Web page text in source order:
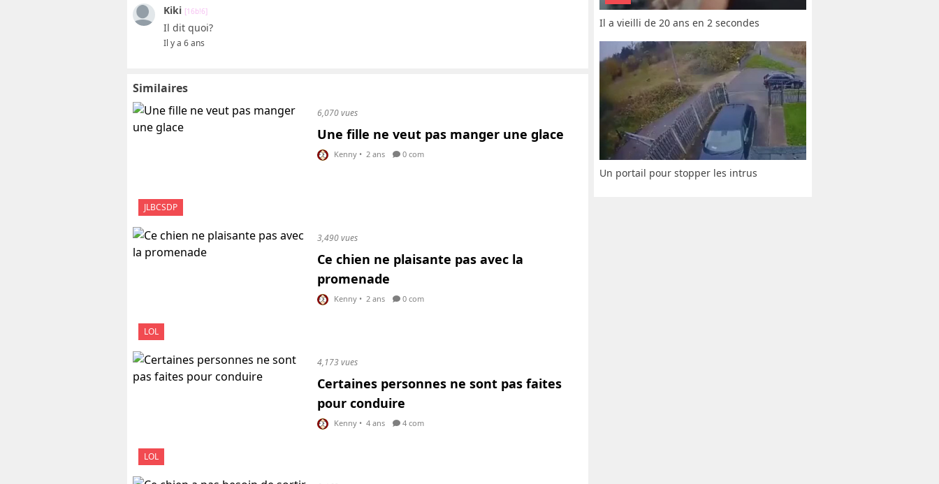
Kiki [16b!6]
Il dit quoi?
Il y a 6 ans
Similaires
JLBCSDP
6,070 vues
Une fille ne veut pas manger une glace
Kenny • 2 ans 0 com
LOL
3,490 vues
Ce chien ne plaisante pas avec la
promenade
Kenny • 2 ans 0 com
LOL
4,173 vues
Certaines personnes ne sont pas faites
pour conduire
Kenny • 4 ans 4 com
Il a vieilli de 20 ans en 2 secondes
Un portail pour stopper les intrus